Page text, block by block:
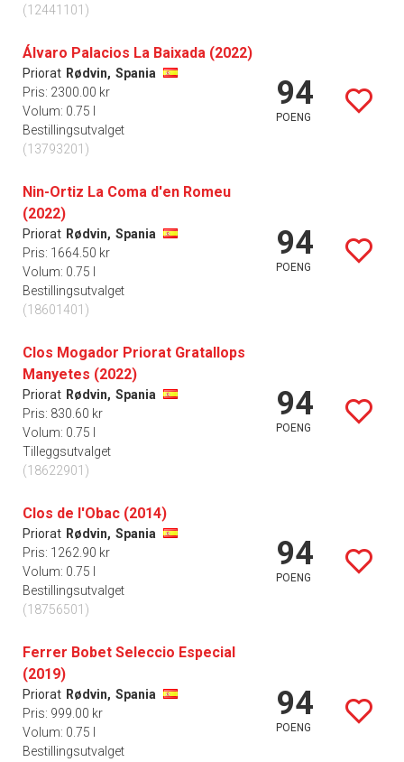
(12441101)
Álvaro Palacios La Baixada (2022)
Priorat Rødvin, Spania
Pris: 2300.00 kr
Volum: 0.75 l
Bestillingsutvalget
(13793201)
94
POENG
Nin-Ortiz La Coma d'en Romeu
(2022)
Priorat Rødvin, Spania
Pris: 1664.50 kr
Volum: 0.75 l
Bestillingsutvalget
(18601401)
94
POENG
Clos Mogador Priorat Gratallops
Manyetes (2022)
Priorat Rødvin, Spania
Pris: 830.60 kr
Volum: 0.75 l
Tilleggsutvalget
(18622901)
94
POENG
Clos de l'Obac (2014)
Priorat Rødvin, Spania
Pris: 1262.90 kr
Volum: 0.75 l
Bestillingsutvalget
(18756501)
94
POENG
Ferrer Bobet Seleccio Especial
(2019)
Priorat Rødvin, Spania
Pris: 999.00 kr
Volum: 0.75 l
Bestillingsutvalget
94
POENG